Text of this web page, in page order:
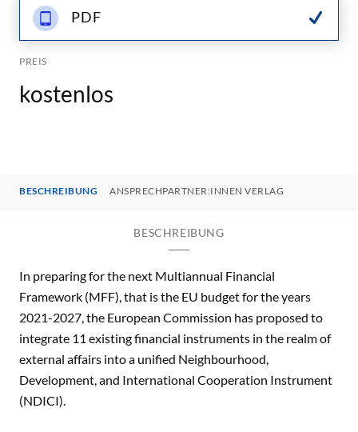
PDF
PREIS
kostenlos
BESCHREIBUNG ANSPRECHPARTNER:INNEN VERLAG
BESCHREIBUNG
In preparing for the next Multiannual Financial
Framework (MFF), that is the EU budget for the years
2021-2027, the European Commission has proposed to
integrate 11 existing financial instruments in the realm of
external affairs into a unified Neighbourhood,
Development, and International Cooperation Instrument
(NDICI).